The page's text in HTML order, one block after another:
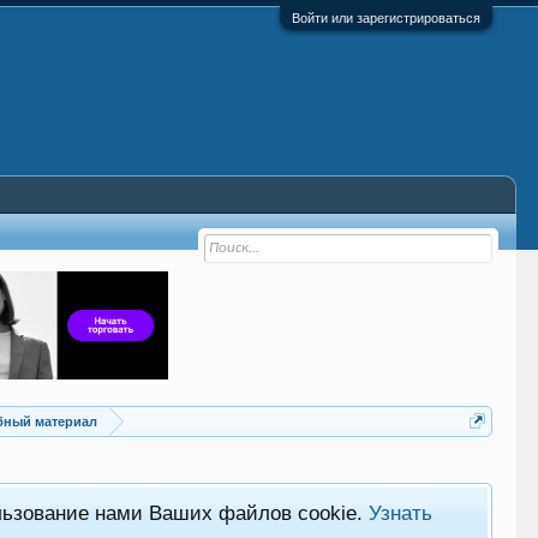
Войти или зарегистрироваться
материал
нами Ваших файлов cookie.Узнать